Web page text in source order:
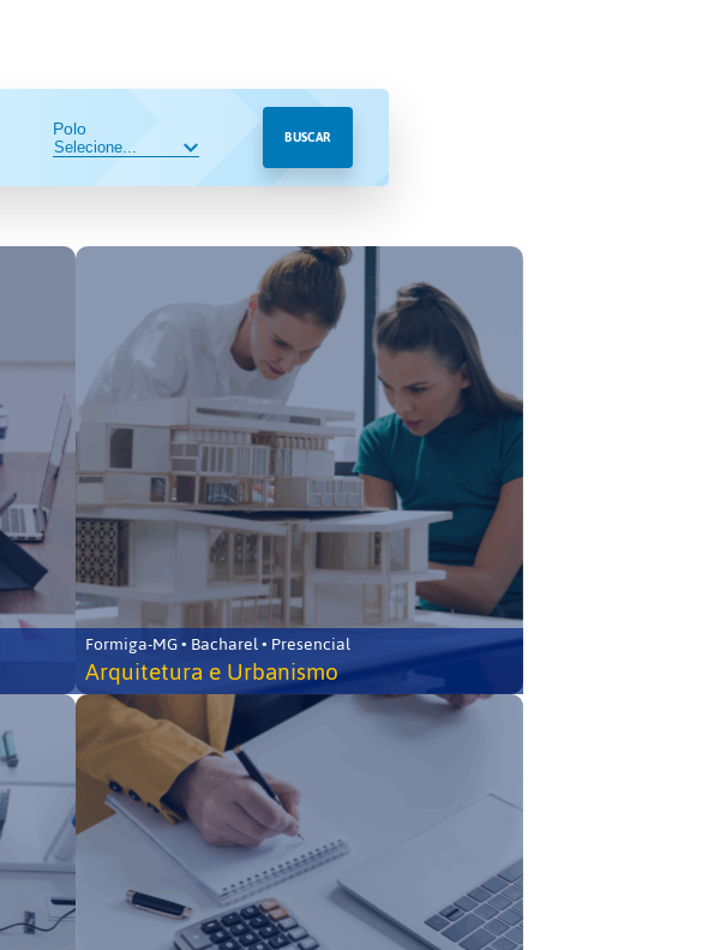
Polo BUSCAR
Formiga-MG • Bacharel • Presencial
Arquitetura e Urbanismo